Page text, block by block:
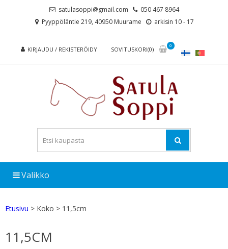
satulasoppi@gmail.com
050 467 8964
Pyyppöläntie 219, 40950 Muurame
arkisin 10 - 17
KIRJAUDU / REKISTERÖIDY SOVITUSKORI(0)
0
Valikko
Etusivu > Koko > 11,5cm
11,5CM